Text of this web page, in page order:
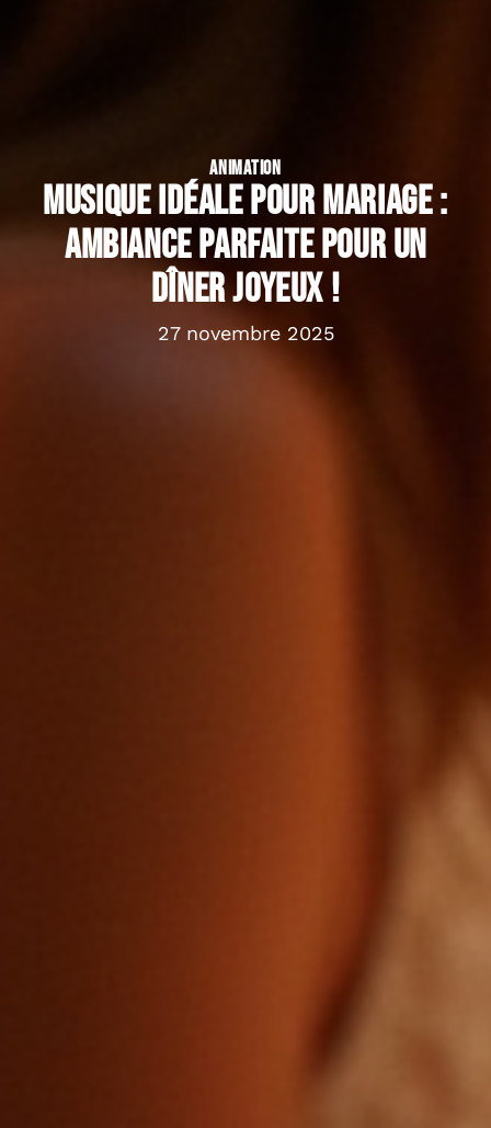
ANIMATION
Musique idéale pour mariage :
ambiance parfaite pour un
dîner joyeux !
27 novembre 2025